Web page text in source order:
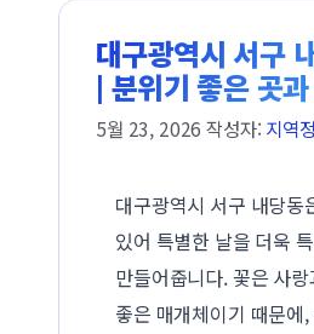
대구광역시 서구
| 분위기 좋은 곳
5월 23, 2026 작성자: 지역
대구광역시 서구 내당동
있어 특별한 날을 더욱
만들어줍니다. 꽃은 사
좋은 매개체이기 때문에